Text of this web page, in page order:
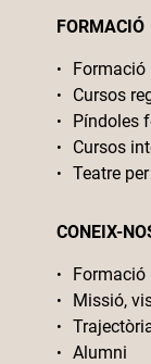
FORMACIÓ
Formació
Cursos
Píndoles
Cursos
Teatre
CONEIX-
Formació
Missió,
Alumni